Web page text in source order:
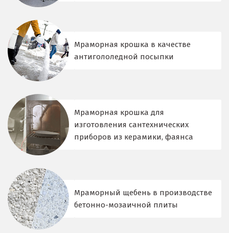
Мраморная крошка в качестве
антигололедной посыпки
Мраморная крошка для
изготовления сантехнических
приборов из керамики, фаянса
Мраморный щебень в производстве
бетонно-мозаичной плиты